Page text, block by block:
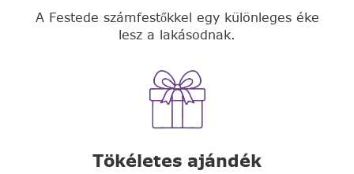
A Festede számfestőkkel egy különleges éke
lesz a lakásodnak.
Tökéletes ajándék